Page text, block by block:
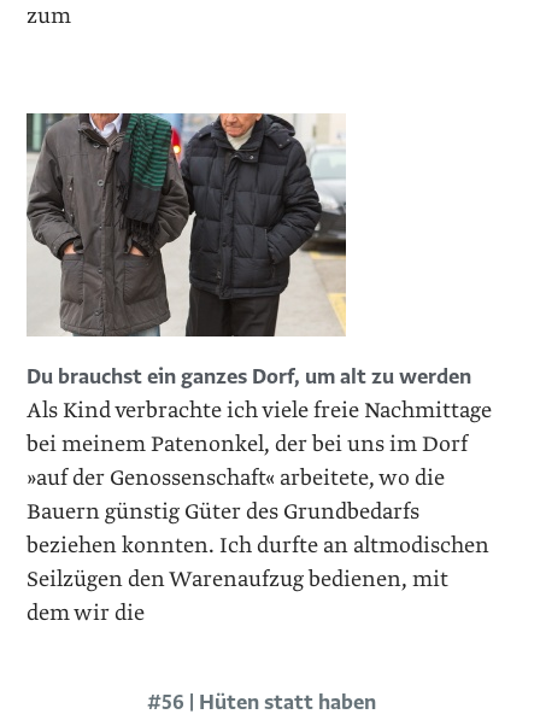
zum
Du brauchst ein ganzes Dorf, um alt zu werden
Als Kind verbrachte ich viele freie Nachmittage
bei meinem Patenonkel, der bei uns im Dorf
»auf der Genossenschaft« arbeitete, wo die
Bauern günstig Güter des Grundbedarfs
beziehen konnten. Ich durfte an altmodischen
Seilzügen den Warenaufzug bedienen, mit
dem wir die
#56 | Hüten statt haben